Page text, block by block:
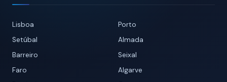
Lisboa
Porto
Setúbal
Almada
Barreiro
Seixal
Faro
Algarve